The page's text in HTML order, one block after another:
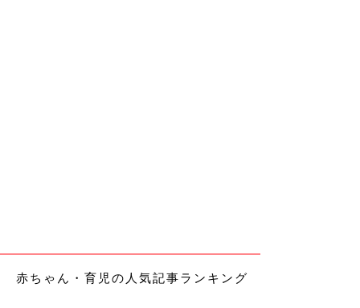
赤ちゃん・育児の人気記事ランキング